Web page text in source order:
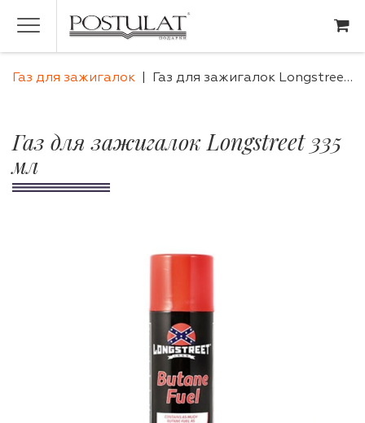
Газ для зажигалок Газ для зажигалок Longstreet 335 мл
Газ для зажигалок Longstreet 335
мл